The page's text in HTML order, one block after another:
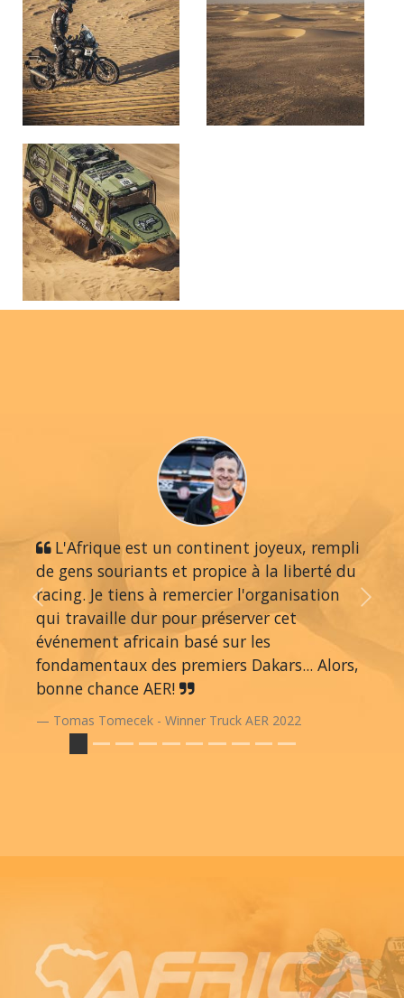
L'Afrique est un continent joyeux, rempli
de gens souriants et propice à la liberté du
racing. Je tiens à remercier l'organisation
qui travaille dur pour préserver cet
événement africain basé sur les
fondamentaux des premiers Dakars... Alors,
bonne chance AER!
Tomas Tomecek - Winner Truck AER 2022
Previous Next